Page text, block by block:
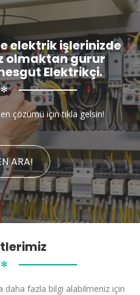
elektrik işlerinizde
olmaktan gurur
Elektrikçi.
✻
çözümü için tıkla gelsin!
ARA!
✻
daha fazla bilgi alabilmeniz için